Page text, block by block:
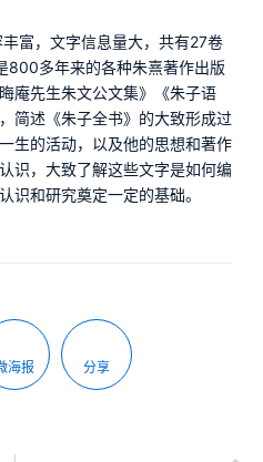
富，文字信息量大，共有27卷
800多年来的各种朱熹著作出版
庵先生朱文公文集》《朱子语
简述《朱子全书》的大致形成过
生的活动，以及他的思想和著作
识，大致了解这些文字是如何编
识和研究奠定一定的基础。
海报 分享